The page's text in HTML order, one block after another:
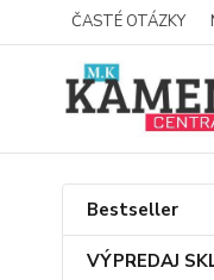
ČASTÉ OTÁZKY
Bestseller
VÝPREDAJ